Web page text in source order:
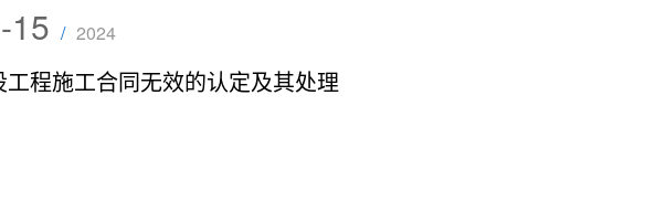
15 / 2024
工程施工合同无效的认定及其处理